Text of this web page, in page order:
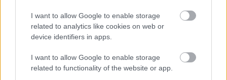
I want to allow Google to enable storage
related to analytics like cookies on web or
device identifiers in apps.
I want to allow Google to enable storage
related to functionality of the website or app.
rajongóknak, akik korábban nem tudták kilétét. Kim
Min Ha természetes színészi képességei azonban
sikerrel vívták ki a dicséretet. Ő és D.O. imádnivaló
párként mutatják be, akik szeretik egymást. Amikor
azonban a dal szomorúvá válik, a történetüket is
nagyon szomorúnak ábrázolják.